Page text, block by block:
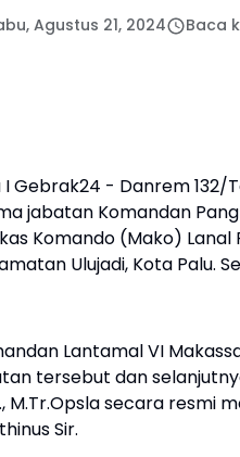
Agustus 21, 2024 Baca
I Gebrak24 - Danrem 132/
jabatan Komandan
Komando (Mako) Lanal
Ulujadi, Kota Palu.
Lantamal VI
tersebut dan
M.Tr.Opsla secara resmi
Sir.